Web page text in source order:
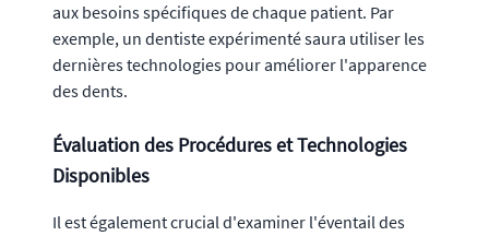
aux besoins spécifiques de chaque patient. Par
exemple, un dentiste expérimenté saura utiliser les
dernières technologies pour améliorer l'apparence
des dents.
Évaluation des Procédures et Technologies
Disponibles
Il est également crucial d'examiner l'éventail des